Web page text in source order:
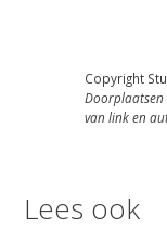
Copyright
Doorplaatsen
van link en
Lees ook